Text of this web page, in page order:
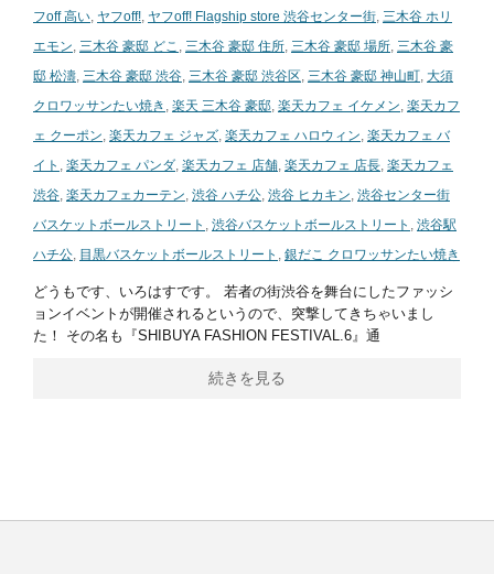
フoff 高い, ヤフoff!, ヤフoff! Flagship store 渋谷センター街, 三木谷 ホリ
エモン, 三木谷 豪邸 どこ , 三木谷 豪邸 住所, 三木谷 豪邸 場所, 三木谷 豪
邸 松濤, 三木谷 豪邸 渋谷, 三木谷 豪邸 渋谷区, 三木谷 豪邸 神山町, 大須
クロワッサンたい焼き , 楽天 三木谷 豪邸, 楽天カフェ イケメン, 楽天カフ
ェ クーポン, 楽天カフェ ジャズ, 楽天カフェ ハロウィン, 楽天カフェ バ
イト , 楽天カフェ パンダ, 楽天カフェ 店舗, 楽天カフェ 店長, 楽天カフェ
渋谷, 楽天カフェカーテン, 渋谷 ハチ公, 渋谷 ヒカキン, 渋谷センター街
バスケットボールストリート , 渋谷バスケットボールストリート , 渋谷駅
ハチ公, 目黒バスケットボールストリート , 銀だこ クロワッサンたい焼き
どうもです、いろはすです。 若者の街渋谷を舞台にしたファッシ
ョンイベントが開催されるというので、突撃してきちゃいまし
た！ その名も『SHIBUYA FASHION FESTIVAL.6』通
続きを見る